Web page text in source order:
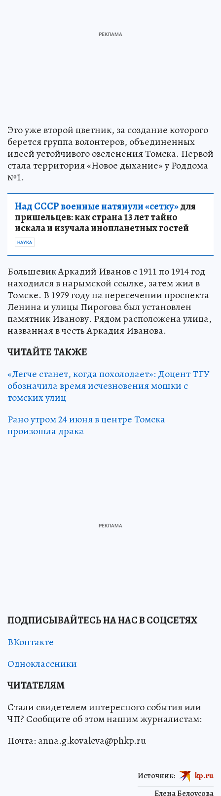
Это уже второй цветник, за создание которого
берется группа волонтеров, объединенных
идеей устойчивого озеленения Томска. Первой
стала территория «Новое дыхание» у Роддома
№1.
Над СССР военные натянули «сетку»для
пришельцев: как страна 13 лет тайно
искала и изучала инопланетных гостей
НАУКА
Большевик Аркадий Иванов с 1911 по 1914 год
находился в нарымской ссылке, затем жил в
Томске. В 1979 году на пересечении проспекта
Ленина и улицы Пирогова был установлен
памятник Иванову. Рядом расположена улица,
названная в честь Аркадия Иванова.
ЧИТАЙТЕ ТАКЖЕ
«Легче станет, когда похолодает»: Доцент ТГУ
обозначила время исчезновения мошки с
томских улиц
Рано утром 24 июня в центре Томска
произошла драка
ПОДПИСЫВАЙТЕСЬ НА НАС В СОЦСЕТЯХ
ВКонтакте
Одноклассники
ЧИТАТЕЛЯМ
Стали свидетелем интересного события или
ЧП? Сообщите об этом нашим журналистам:
Почта: anna.g.kovaleva@phkp.ru
Елена Белоусова
Источник: kp.ru